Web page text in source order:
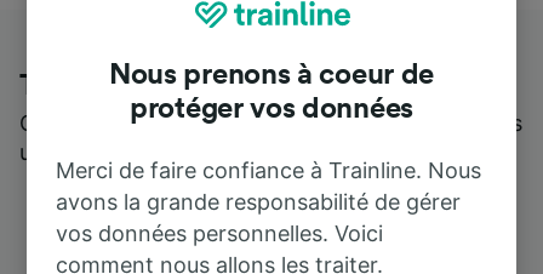
Trainline : l'avis de nos clients
Qui mieux pour parler de nous, que ceux qui nous
utilisent ?
Nous prenons à coeur de
protéger vos données
Merci de faire confiance à Trainline. Nous
avons la grande responsabilité de gérer
vos données personnelles. Voici
comment nous allons les traiter.